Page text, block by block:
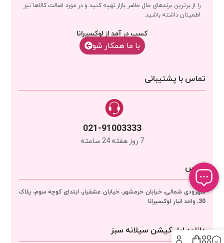
را از برترین برندهای حال حاضر بازار تهیه کنید و در مورد اصالت کالاها نیز
اطمینان داشته باشید.
کسب در آمد از لوکسیرانا
با‌‌ ما همکار شو
تماس با پشتیبانی
021-91003333
7 روز هفته 24 ساعته
آدرس
سهرودی شمالی، خیابان خرمشهر، خیابان عشقیار، ابتدای کوچه سوم، پلاک
30، واحد انبار
لوکسیرانا
دانلود اپلیکیشن سیلانه سبز